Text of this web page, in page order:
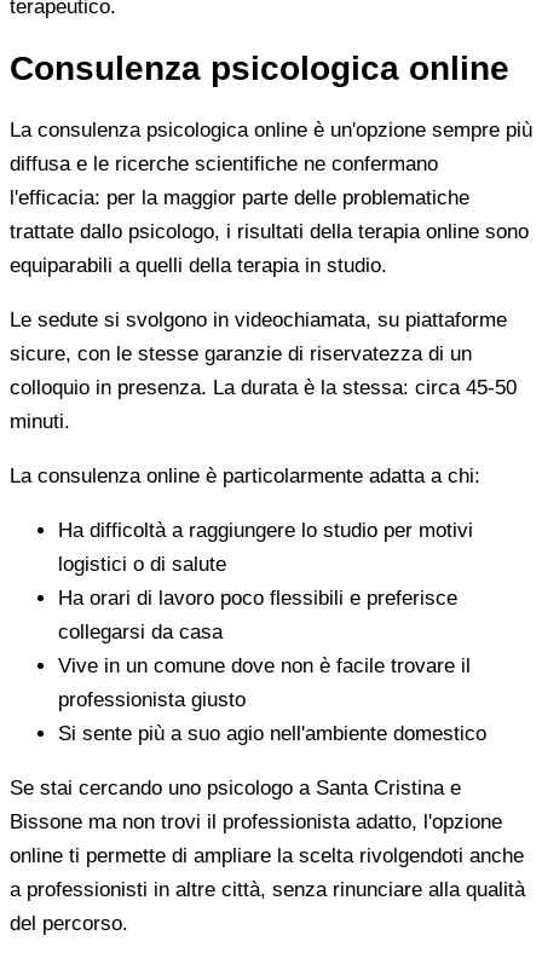
terapeutico.
Consulenza psicologica online
La consulenza psicologica online è un'opzione sempre più
diffusa e le ricerche scientifiche ne confermano
l'efficacia: per la maggior parte delle problematiche
trattate dallo psicologo, i risultati della terapia online sono
equiparabili a quelli della terapia in studio.
Le sedute si svolgono in videochiamata, su piattaforme
sicure, con le stesse garanzie di riservatezza di un
colloquio in presenza. La durata è la stessa: circa 45-50
minuti.
La consulenza online è particolarmente adatta a chi:
Ha difficoltà a raggiungere lo studio per motivi
logistici o di salute
Ha orari di lavoro poco flessibili e preferisce
collegarsi da casa
Vive in un comune dove non è facile trovare il
professionista giusto
Si sente più a suo agio nell'ambiente domestico
Se stai cercando uno psicologo a Santa Cristina e
Bissone ma non trovi il professionista adatto, l'opzione
online ti permette di ampliare la scelta rivolgendoti anche
a professionisti in altre città, senza rinunciare alla qualità
del percorso.